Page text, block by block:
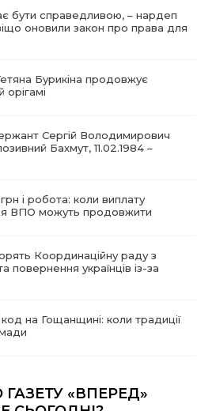
бути справедливою, – нардеп
оновили закон про права для
Бурикіна продовжує
орігамі
Сергій Володимирович
Бахмут, 11.02.1984 –
і робота: коли виплату
ВПО можуть продовжити
Координаційну раду з
повернення українців із-за
на Гощанщині: коли традиції
«ВПЕРЕД»